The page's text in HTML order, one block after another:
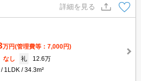
詳細を見る
万円(管理費等：7,000円)
なし 礼
12.6万
1LDK 34.3m²